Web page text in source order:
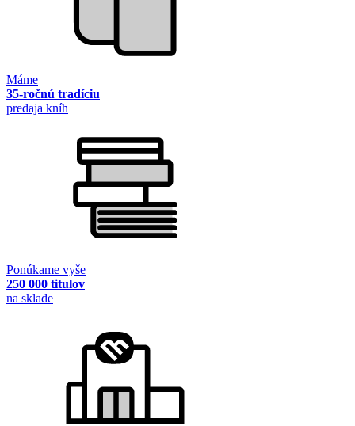
Máme
35-ročnú tradíciu
predaja kníh
Ponúkame vyše
250 000 titulov
na sklade